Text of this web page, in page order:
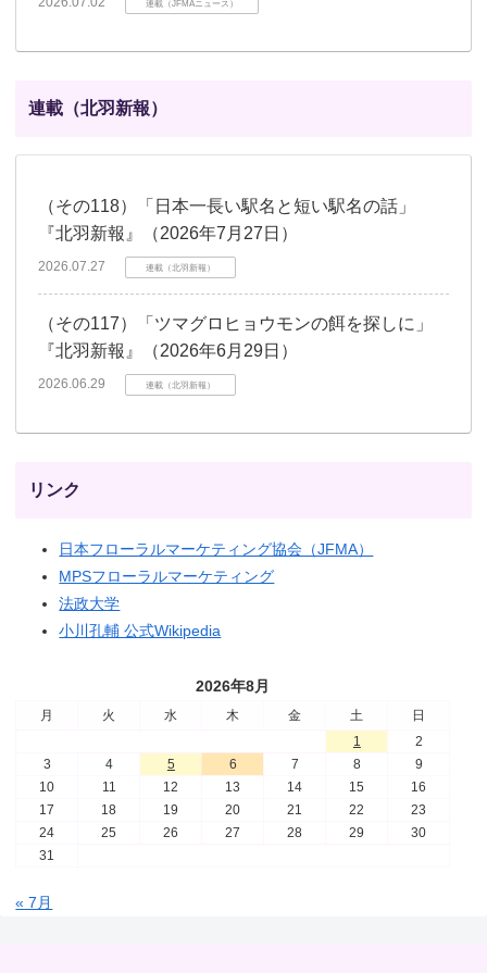
連載（JFMAニュース）
連載（北羽新報）
（その118）「日本一長い駅名と短い駅名の話」
『北羽新報』（2026年7月27日）
2026.07.27 連載（北羽新報）
（その117）「ツマグロヒョウモンの餌を探しに」
『北羽新報』（2026年6月29日）
2026.06.29 連載（北羽新報）
リンク
日本フローラルマーケティング協会（JFMA）
MPSフローラルマーケティング
法政大学
小川孔輔 公式Wikipedia
2026年8月
月 火 水 木 金 土
日
1
2
3
4 5 6 7 8
9
10
11 12 13 14 15
16
17
18 19 20 21 22
23
24
25 26 27 28 29
30
31
« 7月